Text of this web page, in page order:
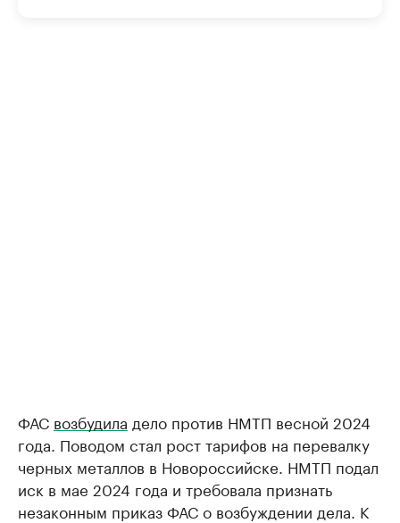
ФАС возбудила дело против НМТП весной 2024
года. Поводом стал рост тарифов на перевалку
черных металлов в Новороссийске. НМТП подал
иск в мае 2024 года и требовала признать
незаконным приказ ФАС о возбуждении дела. К